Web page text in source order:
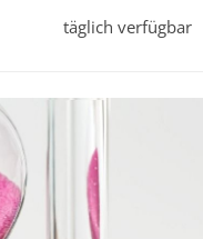
täglich verfügbar